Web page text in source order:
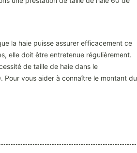
la haie puisse assurer efficacement ce
elle doit être entretenue régulièrement.
de taille de haie dans le
Pour vous aider à connaître le montant du